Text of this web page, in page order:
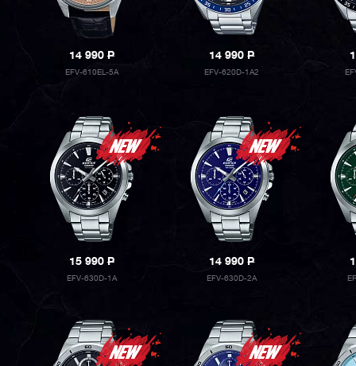
14 990P
EFV-610EL-5A
14 990P
EFV-620D-1A2
15 990P
EFV-630D-1A
14 990P
EFV-630D-2A